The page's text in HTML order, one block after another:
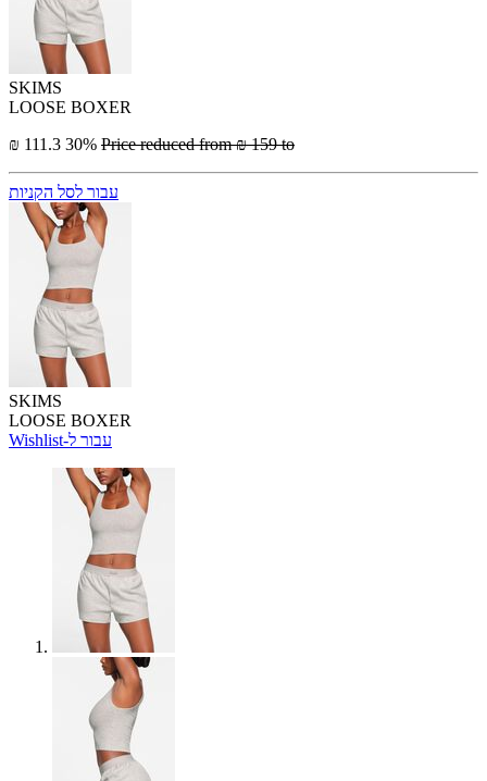
SKIMS
LOOSE BOXER
₪ 111.3 30% Price reduced from₪ 159 to
עבור לסל הקניות
SKIMS
LOOSE BOXER
Wishlist-עבור ל